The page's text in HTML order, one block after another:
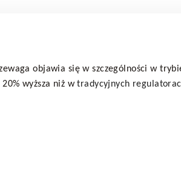
objawia się w szczególności w
20% wyższa niż wtradycyjnych